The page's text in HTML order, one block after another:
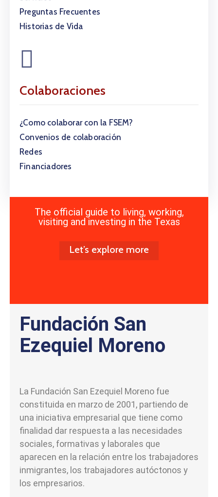
Preguntas Frecuentes
Historias de Vida
Colaboraciones
¿Como colaborar con la FSEM?
Convenios de colaboración
Redes
Financiadores
The official guide to living, working,
visiting and investing in the Texas
Let’s explore more
Fundación San
Ezequiel Moreno
La Fundación San Ezequiel Moreno fue
constituida en marzo de 2001, partiendo de
una iniciativa empresarial que tiene como
finalidad dar respuesta a las necesidades
sociales, formativas y laborales que
aparecen en la relación entre los trabajadores
inmigrantes, los trabajadores autóctonos y
los empresarios.